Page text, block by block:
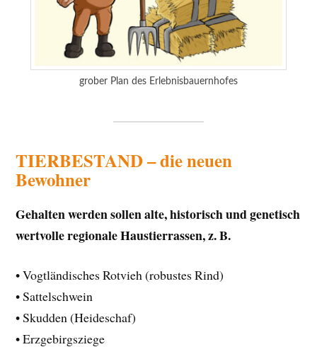
grober Plan des Erlebnisbauernhofes
TIERBESTAND – die neuen
Bewohner
Gehalten werden sollen alte, historisch und genetisch
wertvolle regionale Haustierrassen, z. B.
• Vogtländisches Rotvieh (robustes Rind)
• Sattelschwein
• Skudden (Heideschaf)
• Erzgebirgsziege